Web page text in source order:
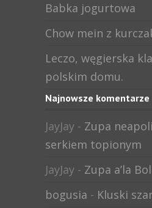
Babka jogurtowa
Chow mein z
Leczo, węgierska
polskim domu.
Najnowsze komentarze
JayJay - Zupa
serkiem topionym
JayJay - Zupa a’la
bogusia - Kluski